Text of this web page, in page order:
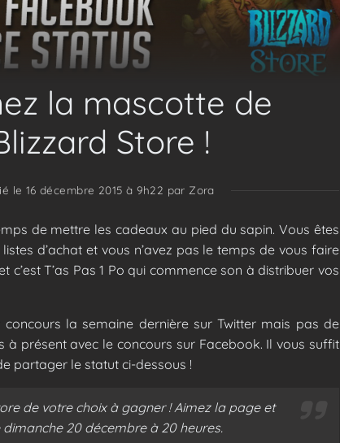
la mascotte de
Store !
le 16 décembre 2015 à 9h22 par Zora
de mettre les cadeaux au pied du sapin. Vous êtes
d’achat et vous n’avez pas le temps de vous faire
c’est T’as Pas 1 Po qui commence son à distribuer vos
la semaine dernière sur Twitter mais pas de
à présent avec le concours sur Facebook. Il vous suffit
partager le statut ci-dessous !
de votre choix à gagner ! Aimez la page et
20 décembre à 20 heures.